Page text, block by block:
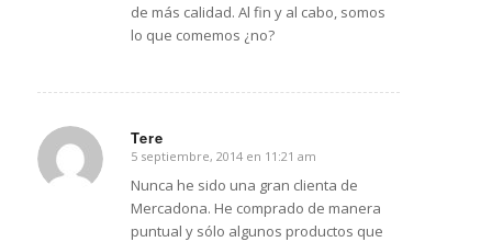
de más calidad. Al fin y al cabo, somos
lo que comemos ¿no?
Tere
Dice:
5 septiembre, 2014 en 11:21 am
Nunca he sido una gran clienta de
Mercadona. He comprado de manera
puntual y sólo algunos productos que